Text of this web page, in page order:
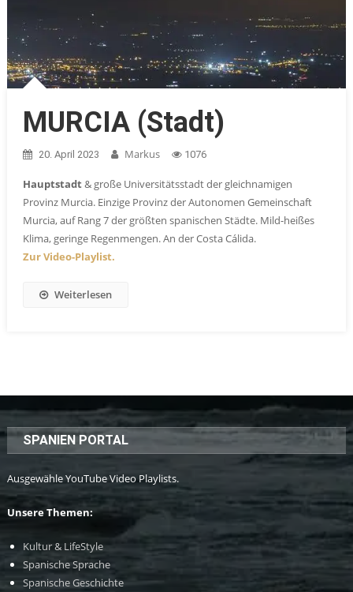
MURCIA (Stadt)
20. April 2023 Markus 1076
Hauptstadt& große Universitätsstadt der gleichnamigen
Provinz Murcia. Einzige Provinz der Autonomen Gemeinschaft
Murcia, auf Rang 7 der größten spanischen Städte. Mild-heißes
Klima, geringe Regenmengen. An der Costa Cálida.
Zur Video-Playlist.
Weiterlesen
SPANIEN PORTAL
Ausgewähle YouTube Video Playlists.
Unsere Themen:
Kultur & LifeStyle
Spanische Sprache
Spanische Geschichte